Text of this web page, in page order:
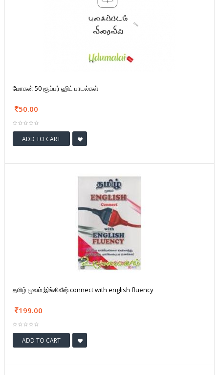
மோகன் 50 சூப்பர் ஹிட் பாடல்கள்
50.00
ADD TO CART
தமிழ் மூலம் இங்கிலீஷ் connect with english fluency
199.00
ADD TO CART